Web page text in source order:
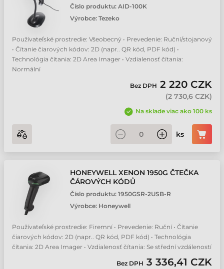
Číslo produktu: AID-100K
Výrobce: Tezeko
Používateľské prostredie: Všeobecný • Prevedenie: Ruční/stojanový
• Čítanie čiarových kódov: 2D (napr.. QR kód, PDF kód) •
Technológia čítania: 2D Area Imager • Vzdialenosť čítania:
Normální
Bez DPH 2 220 CZK
(2 730,6 CZK)
Na sklade viac ako 100 ks
ks
HONEYWELL XENON 1950G ČTEČKA
ČÁROVÝCH KÓDŮ
Číslo produktu: 1950GSR-2USB-R
Výrobce: Honeywell
Používateľské prostredie: Firemní • Prevedenie: Ruční • Čítanie
čiarových kódov: 2D (napr.. QR kód, PDF kód) • Technológia
čítania: 2D Area Imager • Vzdialenosť čítania: Se střední vzdáleností
Bez DPH 3 336,41 CZK